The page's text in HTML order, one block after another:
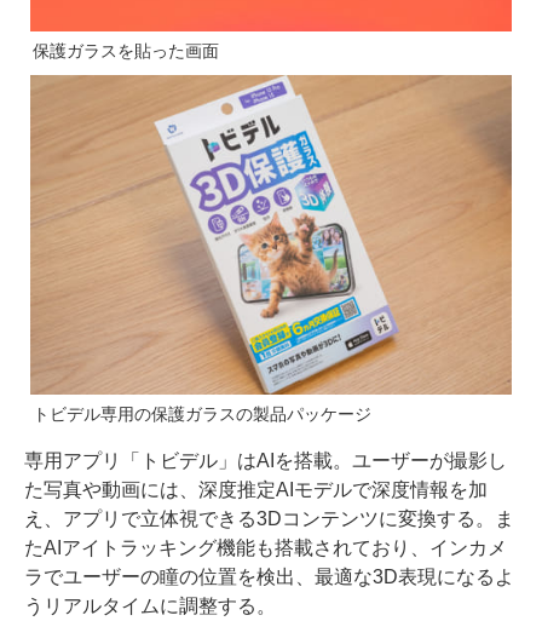
保護ガラスを貼った画面
トビデル専用の保護ガラスの製品パッケージ
専用アプリ「トビデル」はAIを搭載。ユーザーが撮影し
た写真や動画には、深度推定AIモデルで深度情報を加
え、アプリで立体視できる3Dコンテンツに変換する。ま
たAIアイトラッキング機能も搭載されており、インカメ
ラでユーザーの瞳の位置を検出、最適な3D表現になるよ
うリアルタイムに調整する。